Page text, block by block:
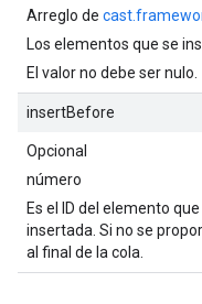
Arreglo de
Los elementos que se
El valor no debe ser nulo.
insertBefore
Opcional
número
Es el ID del elemento
insertada. Si no se
al final de la cola.